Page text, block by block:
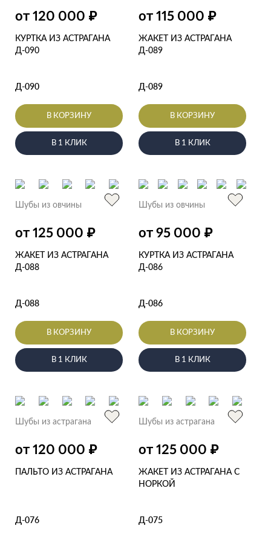
от 120 000 ₽
КУРТКА ИЗ АСТРАГАНА
Д-090
Д-090
В КОРЗИНУ
В 1 КЛИК
от 115 000 ₽
ЖАКЕТ ИЗ АСТРАГАНА
Д-089
Д-089
В КОРЗИНУ
В 1 КЛИК
Шубы из овчины
от 125 000 ₽
ЖАКЕТ ИЗ АСТРАГАНА
Д-088
Д-088
В КОРЗИНУ
В 1 КЛИК
Шубы из овчины
от 95 000 ₽
КУРТКА ИЗ АСТРАГАНА
Д-086
Д-086
В КОРЗИНУ
В 1 КЛИК
Шубы из астрагана
от 120 000 ₽
ПАЛЬТО ИЗ АСТРАГАНА
Д-076
Шубы из астрагана
от 125 000 ₽
ЖАКЕТ ИЗ АСТРАГАНА С
НОРКОЙ
Д-075